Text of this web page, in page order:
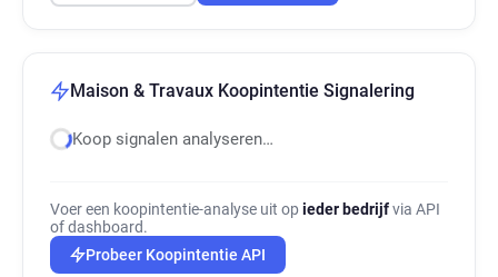
Maison & Travaux Koopintentie Signalering
Koop signalen analyseren…
Voer een koopintentie-analyse uit op ieder bedrijfvia API
of dashboard.
Probeer Koopintentie API